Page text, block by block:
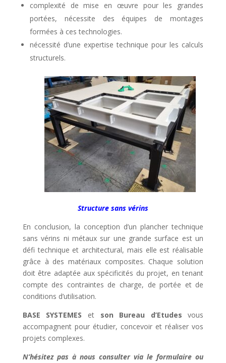
complexité de mise en œuvre pour les grandes
portées, nécessite des équipes de montages
formées à ces technologies.
nécessité d’une expertise technique pour les calculs
structurels.
Structure sans vérins
En conclusion, la conception d’un plancher technique
sans vérins ni métaux sur une grande surface est un
défi technique et architectural, mais elle est réalisable
grâce à des matériaux composites. Chaque solution
doit être adaptée aux spécificités du projet, en tenant
compte des contraintes de charge, de portée et de
conditions d’utilisation.
BASE SYSTEMES et son Bureau d’Etudes vous
accompagnent pour étudier, concevoir et réaliser vos
projets complexes.
N’hésitez pas à nous consulter via le formulaire ou